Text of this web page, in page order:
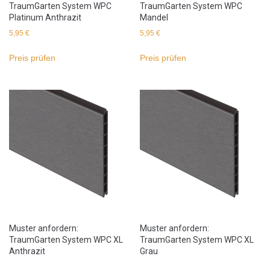
TraumGarten System WPC
Platinum Anthrazit
5,95 €
Preis prüfen
TraumGarten System WPC
Mandel
5,95€
Preis prüfen
Muster anfordern:
TraumGarten System WPC XL
Anthrazit
Muster anfordern:
TraumGarten System WPC XL
Grau